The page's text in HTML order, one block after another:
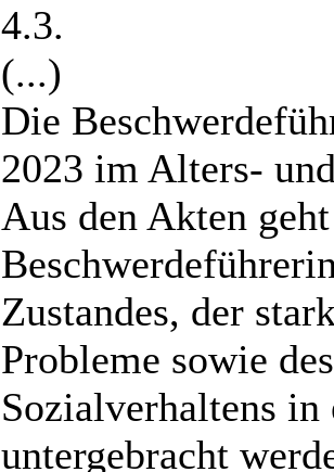
4.3.
(...)
Die
2023 im Alters-
Aus den Akten
Zustandes, der
Probleme sowie
Sozialverhaltens
untergebracht